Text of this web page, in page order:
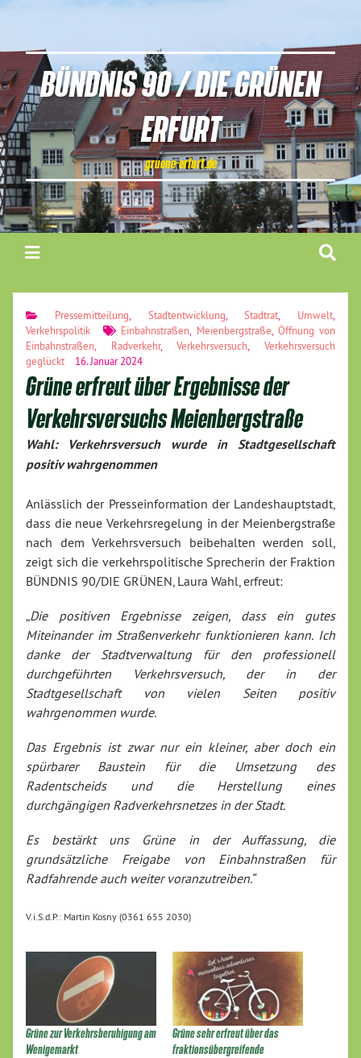
BÜNDNIS 90 / DIE GRÜNEN
ERFURT
gruene-erfurt.de
Pressemitteilung Stadtentwicklung ,Stadtrat Umwelt
Verkehrspolitik
Einbahnstraßen Meienbergstraße Öffnung von
Einbahnstraßen
Radverkehr,Verkehrsversuch ,Verkehrsversuch
geglückt
16. Januar 2024
Grüne erfreut über Ergebnisse der
Verkehrsversuchs Meienbergstraße
Wahl: Verkehrsversuch wurde in Stadtgesellschaft
positiv wahrgenommen
Anlässlich der Presseinformation der Landeshauptstadt,
dass die neue Verkehrsregelung in der Meienbergstraße
nach dem Verkehrsversuch beibehalten werden soll,
zeigt sich die verkehrspolitische Sprecherin der Fraktion
BÜNDNIS 90/DIE GRÜNEN, Laura Wahl, erfreut:
„Die positiven Ergebnisse zeigen, dass ein gutes
Miteinander im Straßenverkehr funktionieren kann. Ich
danke der Stadtverwaltung für den professionell
durchgeführten Verkehrsversuch, der in der
Stadtgesellschaft von vielen Seiten positiv
wahrgenommen wurde.
Das Ergebnis ist zwar nur ein kleiner, aber doch ein
spürbarer Baustein für die Umsetzung des
Radentscheids und die Herstellung eines
durchgängigen Radverkehrsnetzes in der Stadt.
Es bestärkt uns Grüne in der Auffassung, die
grundsätzliche Freigabe von Einbahnstraßen für
Radfahrende auch weiter voranzutreiben.“
V.i.S.d.P.: Martin Kosny (0361 655 2030)
Grüne zur Verkehrsberuhigung am
Wenigemarkt
Grüne sehr erfreut über das
fraktionsübergreifende